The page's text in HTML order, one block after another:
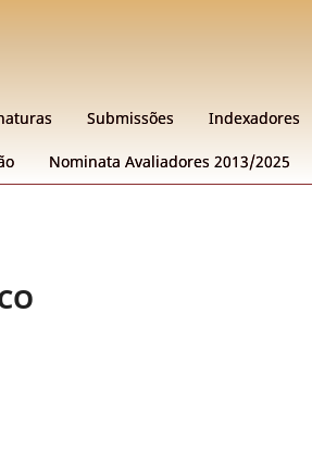
Submissões Indexadores
Nominata Avaliadores 2013/2025